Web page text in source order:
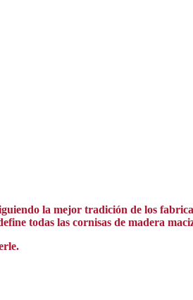
la mejor tradición de los
todas las cornisas de madera